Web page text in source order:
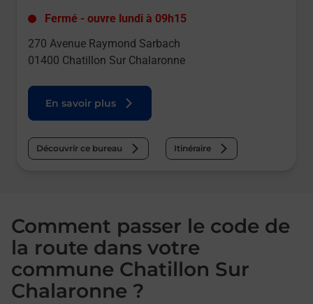
Fermé - ouvre lundi à 09h15
270 Avenue Raymond Sarbach
01400 Chatillon Sur Chalaronne
En savoir plus
Découvrir ce bureau Itinéraire
Comment passer le code de
la route dans votre
commune Chatillon Sur
Chalaronne ?